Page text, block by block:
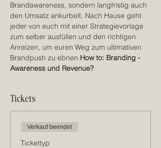
Brandawareness, sondern langfristig auch
den Umsatz ankurbelt. Nach Hause geht
jeder von euch mit einer Strategievorlage
zum selber ausfüllen und den richtigen
Anreizen, um euren Weg zum ultimativen
Brandpush zu ebnen.How to: Branding -
Awareness und Revenue?
Tickets
Verkauf beendet
Tickettyp